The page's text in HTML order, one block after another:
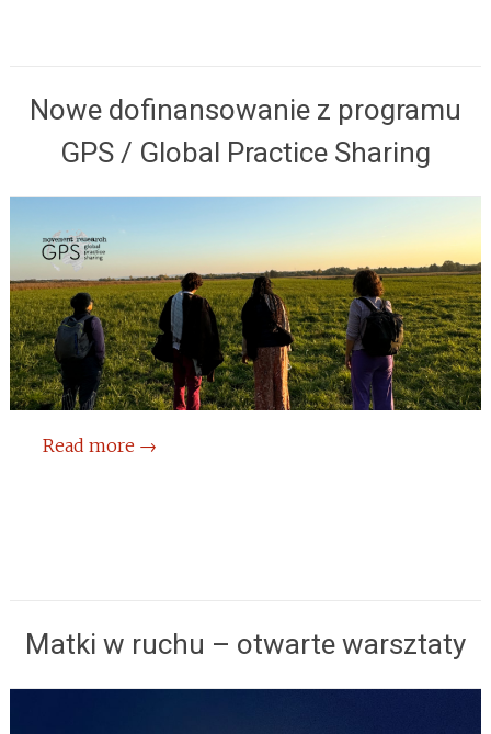
Nowe dofinansowanie z programu
GPS / Global Practice Sharing
Read more →
Matki w ruchu – otwarte warsztaty